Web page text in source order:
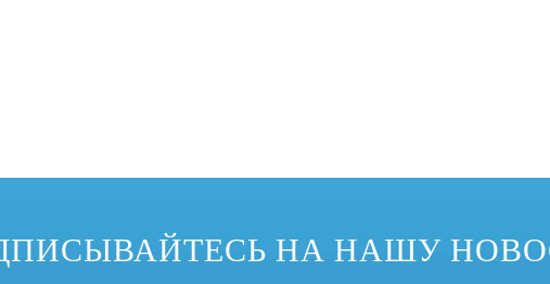
производства были широко использованы изгибающие машины профиля.
НА НАШУ